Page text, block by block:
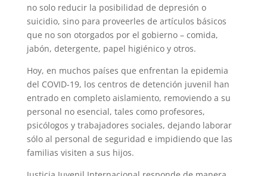
no solo reducir la posibilidad de depresión o
suicidio, sino para proveerles de artículos básicos
que no son otorgados por el gobierno – comida,
jabón, detergente, papel higiénico y otros.
Hoy, en muchos países que enfrentan la epidemia
del COVID-19, los centros de detención juvenil han
entrado en completo aislamiento, removiendo a su
personal no esencial, tales como profesores,
psicólogos y trabajadores sociales, dejando laborar
sólo al personal de seguridad e impidiendo que las
familias visiten a sus hijos.